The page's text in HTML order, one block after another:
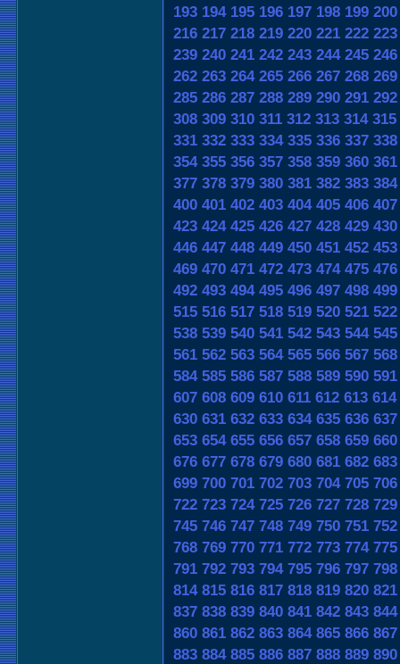
193 194 195 196 197 198 199 200
216 217 218 219 220 221 222 223
239 240 241 242 243 244 245 246
262 263 264 265 266 267 268 269
285 286 287 288 289 290 291 292
308 309 310 311 312 313 314 315
331 332 333 334 335 336 337 338
354 355 356 357 358 359 360 361
377 378 379 380 381 382 383 384
400 401 402 403 404 405 406 407
423 424 425 426 427 428 429 430
446 447 448 449 450 451 452 453
469 470 471 472 473 474 475 476
492 493 494 495 496 497 498 499
515 516 517 518 519 520 521 522
538 539 540 541 542 543 544 545
561 562 563 564 565 566 567 568
584 585 586 587 588 589 590 591
607 608 609 610 611 612 613 614
630 631 632 633 634 635 636 637
653 654 655 656 657 658 659 660
676 677 678 679 680 681 682 683
699 700 701 702 703 704 705 706
722 723 724 725 726 727 728 729
745 746 747 748 749 750 751 752
768 769 770 771 772 773 774 775
791 792 793 794 795 796 797 798
814 815 816 817 818 819 820 821
837 838 839 840 841 842 843 844
860 861 862 863 864 865 866 867
883 884 885 886 887 888 889 890